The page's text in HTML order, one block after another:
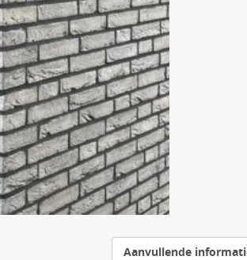
Aanvullende